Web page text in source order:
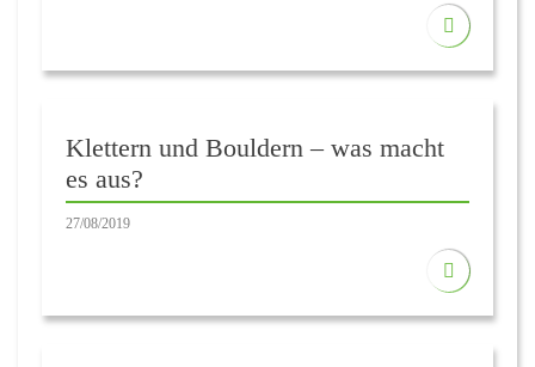
Klettern und Bouldern – was macht
es aus?
27/08/2019